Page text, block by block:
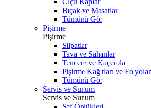
Ölçü Kapları
Bıçak ve Masatlar
Tümünü Gör
Pişirme
Pişirme
Silpatlar
Tava ve Sahanlar
Tencere ve Kaçerola
Pişirme Kağıtları ve Folyolar
Tümünü Gör
Servis ve Sunum
Servis ve Sunum
Şef Önlükleri